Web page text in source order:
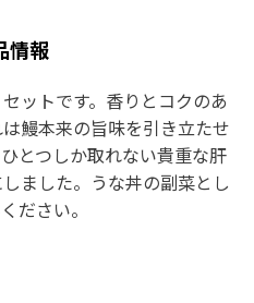
情報
ットです。香りとコクのあ
鰻本来の旨味を引き立たせ
とつしか取れない貴重な肝
ました。うな丼の副菜とし
ださい。